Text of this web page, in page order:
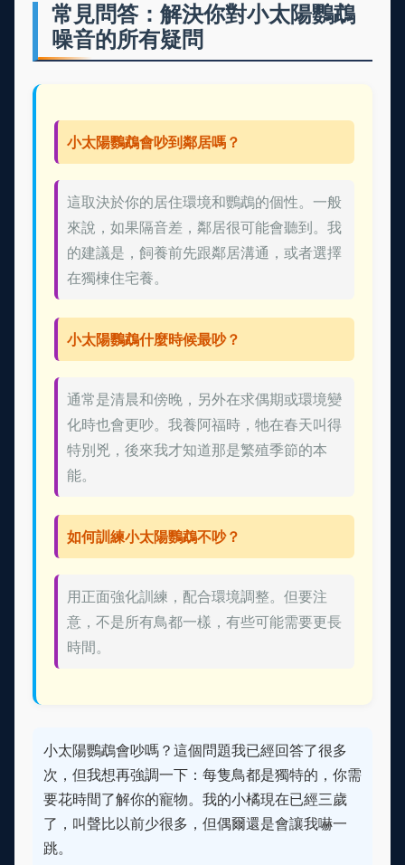
常見問答：解決你對小太陽鸚鵡
噪音的所有疑問
小太陽鸚鵡會吵到鄰居嗎？
這取決於你的居住環境和鸚鵡的個性。一般
來說，如果隔音差，鄰居很可能會聽到。我
的建議是，飼養前先跟鄰居溝通，或者選擇
在獨棟住宅養。
小太陽鸚鵡什麼時候最吵？
通常是清晨和傍晚，另外在求偶期或環境變
化時也會更吵。我養阿福時，牠在春天叫得
特別兇，後來我才知道那是繁殖季節的本
能。
如何訓練小太陽鸚鵡不吵？
用正面強化訓練，配合環境調整。但要注
意，不是所有鳥都一樣，有些可能需要更長
時間。
小太陽鸚鵡會吵嗎？這個問題我已經回答了很多
次，但我想再強調一下：每隻鳥都是獨特的，你需
要花時間了解你的寵物。我的小橘現在已經三歲
了，叫聲比以前少很多，但偶爾還是會讓我嚇一
跳。